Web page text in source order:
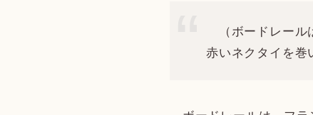
（ボードレール
赤いネクタイを巻